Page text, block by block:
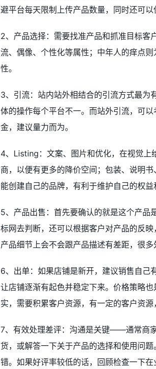
避平台每天限制上传产品数量，同时还可以
2、产品选择：需要找准产品和抓准目标客
流、偶像、个性化等属性；中年人的痒点则
性。
3、引流：站内站外相结合的引流方式最为
体的操作每个平台不一。而站外引流，可
金，建议量力而为。
4、 Listing ：文案、图片和优化，在视觉上
商，以便有更多的降价空间；包装、说明
能创建自己的品牌，有利于维护自己的权益
5、产品出售：首先要确认的就是这个产品
标网去判断，还可以根据客户对产品的反
产品细节上会不会跟产品描述有差距，很多
6、出单：如果店铺是新开，建议销售自己
让店铺逐渐有起色并稳定下来。价格策略
实，需要积累客户资源，有一定的客户资源
7、有效处理差评：沟通是关键——通常商
货，或解答一下关于产品的选择和使用问
错。如果好评率较低的话，回顾检查一下